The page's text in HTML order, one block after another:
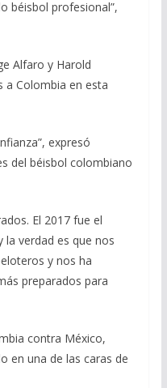
béisbol profesional”,
Alfaro y Harold
a Colombia en esta
expresó
del béisbol colombiano
El 2017 fue el
la verdad es que nos
y nos ha
preparados para
contra México,
en una de las caras de